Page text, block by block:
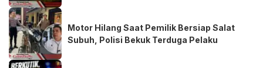
Motor Hilang Saat Pemilik Bersiap Salat
Subuh, Polisi Bekuk Terduga Pelaku